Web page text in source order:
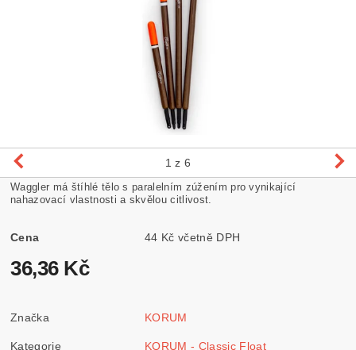
1 z 6
Waggler má štíhlé tělo s paralelním zúžením pro vynikající
nahazovací vlastnosti a skvělou citlivost.
Cena 44 Kč včetně DPH
36,36 Kč
Značka KORUM
Kategorie KORUM - Classic Float